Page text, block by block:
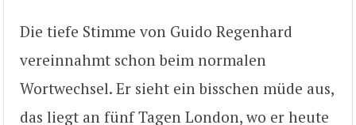
Die tiefe Stimme von Guido Regenhard
vereinnahmt schon beim normalen
Wortwechsel. Er sieht ein bisschen müde aus,
das liegt an fünf Tagen London, wo er heute